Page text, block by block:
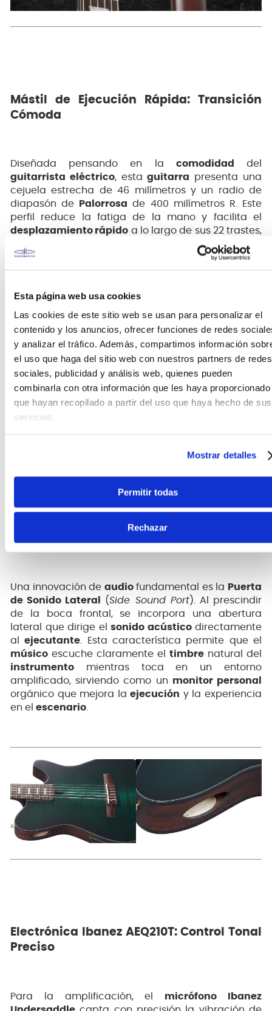
Esta página web usa cookies
Las cookies de este sitio web se usan para personalizar el
contenido y los anuncios, ofrecer funciones de redes
y analizar el tráfico. Además, compartimos información
el uso que haga del sitio web con nuestros partners de redes
sociales, publicidad y análisis web, quienes pueden
combinarla con otra información que les haya proporcionado
que hayan recopilado a partir del uso que haya hecho de sus
servicios.
Mostrar detalles
Permitir todas
Rechazar
Mástil de Ejecución Rápida: Transición
Cómoda
Diseñada pensando en la comodidad
del
guitarrista eléctrico, estaguitarra presenta una
cejuela estrecha de 46 milímetros y un radio de
diapasón de
Palorrosa de 400 milímetros R. Este
perfil reduce la fatiga de la mano y facilita el
desplazamiento rápido a lo largo de sus 22 trastes,
haciendo que la transición desde otros
instrumentos musicales
de cuerda sea inmediata
bajo, equilibrando el brillo de la tapa de arce.
Puerta de Sonido Lateral:
Una innovación de audiofundamental es la Puerta
de Sonido Lateral
(Side Sound Port). Al prescindir
de la boca frontal, se incorpora una abertura
lateral que dirige el sonido acústicodirectamente
alejecutante . Esta característica permite que el
músico escuche claramente el timbre natural del
instrumento mientras toca en un entorno
amplificado, sirviendo como un monitor personal
orgánico que mejora laejecución y la experiencia
en el escenario
Electrónica Ibanez AEQ210T: Control Tonal
Preciso
Para la amplificación, el micrófono Ibanez